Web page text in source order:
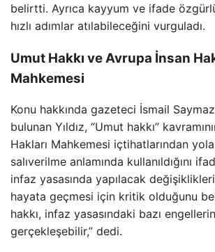
belirtti. Ayrıca kayyum ve ifade
hızlı adımlar atılabileceğini vurguladı.
Umut Hakkı ve Avrupa İnsan
Mahkemesi
Konu hakkında gazeteci İsmail
bulunan Yıldız, “Umut hakkı”
Hakları Mahkemesi içtihatlarından
salıverilme anlamında kullanıldığını
infaz yasasında yapılacak
hayata geçmesi için kritik olduğunu
hakkı, infaz yasasındaki bazı
gerçekleşebilir,” dedi.